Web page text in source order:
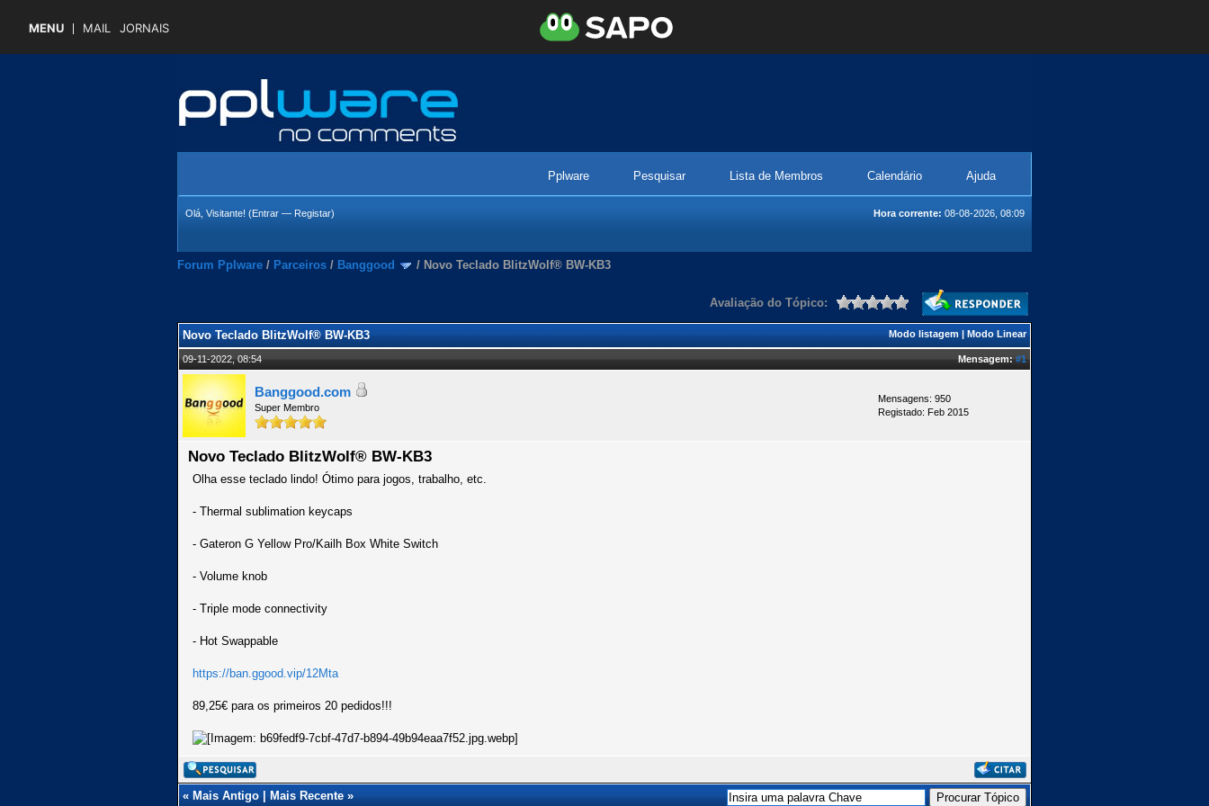
MENU MAIL JORNAIS
Pplware Pesquisar Lista de Membros Calendário Ajuda
Hora corrente: 08-08-2026, 08:09
Olá, Visitante! (Entrar — Registar)
Forum Pplware / Parceiros / Banggood / Novo Teclado BlitzWolf® BW-KB3
Avaliação do Tópico:
Modo listagem | Modo Linear
Novo Teclado BlitzWolf® BW-KB3
09-11-2022, 08:54 Mensagem:#1
Banggood.com
Super Membro
Mensagens: 950
Registado: Feb 2015
Novo Teclado BlitzWolf® BW-KB3
Olha esse teclado lindo! Ótimo para jogos, trabalho, etc.
- Thermal sublimation keycaps
- Gateron G Yellow Pro/Kailh Box White Switch
- Volume knob
- Triple mode connectivity
- Hot Swappable
https://ban.ggood.vip/12Mta
89,25€ para os primeiros 20 pedidos!!!
«Mais Antigo|Mais Recente»